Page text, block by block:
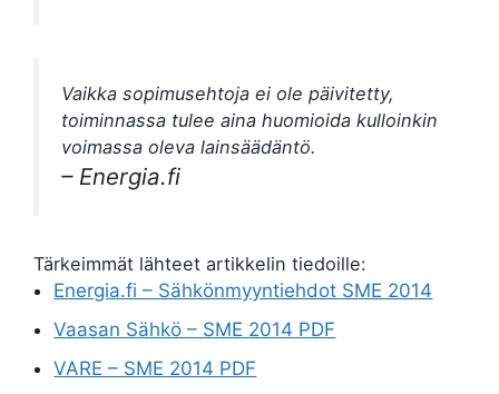
Vaikka sopimusehtoja ei ole päivitetty,
toiminnassa tulee aina huomioida kulloinkin
voimassa oleva lainsäädäntö.
– Energia.fi
Tärkeimmät lähteet artikkelin tiedoille:
Energia.fi – Sähkönmyyntiehdot SME 2014
Vaasan Sähkö – SME 2014 PDF
VARE – SME 2014 PDF